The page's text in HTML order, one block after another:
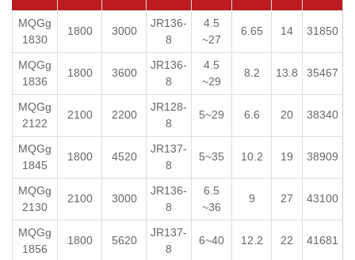
MQGg
1830
1800 3000
JR136-
8
4.5
~27
6.65 14 31850
MQGg
1836
1800 3600
JR136-
8
4.5
~29
8.2 13.8 35467
MQGg
2122
2100 2200
JR128-
8
5~29 6.6 20 38340
MQGg
1845
1800 4520
JR137-
8
5~35 10.2 19 38909
MQGg
2130
2100 3000
JR136-
8
6.5
~36
9 27 43100
MQGg
1856
1800 5620
JR137-
8
6~40 12.2 22 41681